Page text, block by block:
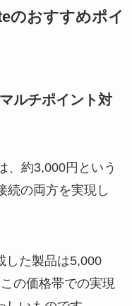
のおすすめポイ
ルチポイント対
、約3,000円という
続の両方を実現し
した製品は5,000
の価格帯での実現